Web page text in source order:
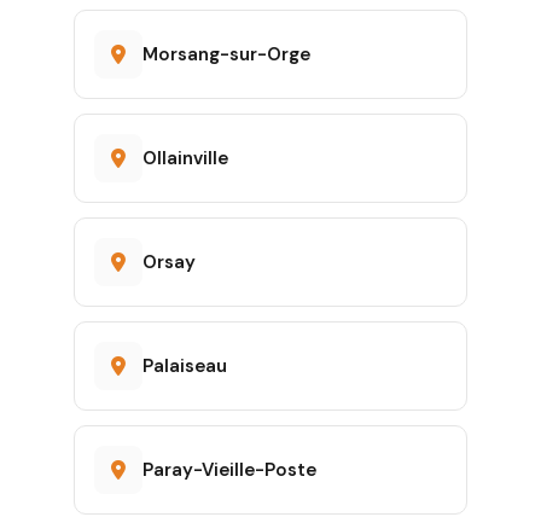
Morsang-sur-Orge
Ollainville
Orsay
Palaiseau
Paray-Vieille-Poste